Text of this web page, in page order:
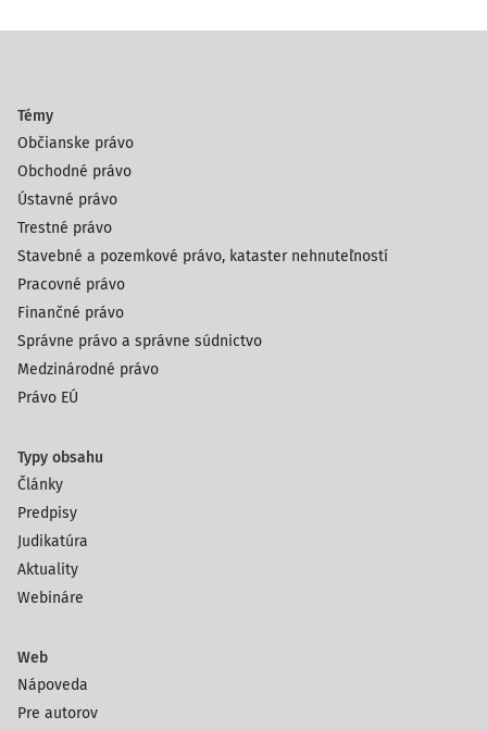
Témy
Občianske právo
Obchodné právo
Ústavné právo
Trestné právo
Stavebné a pozemkové právo, kataster nehnuteľností
Pracovné právo
Finančné právo
Správne právo a správne súdnictvo
Medzinárodné právo
Právo EÚ
Typy obsahu
Články
Predpisy
Judikatúra
Aktuality
Webináre
Web
Nápoveda
Pre autorov